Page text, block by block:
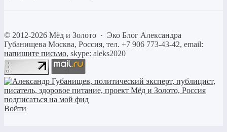
© 2012-2026 Мёд и Золото · Эко Блог Александра
Губанищева Москва, Россия, тел. +7 906 773-43-42, email:
напишите письмо, skype: aleks2020
Войти